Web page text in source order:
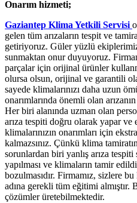
Onarım hizmeti;
Gaziantep Klima Yetkili Servisi
gelen tüm arızaların tespit ve
getiriyoruz. Güler yüzlü
sunmaktan onur duyuyoruz.
parçalar için orijinal ürünler
olursa olsun, orijinal ve garantili
sayede klimalarınızı daha uzun
onarımlarında önemli olan
Her biri alanında uzman olan
arıza tespiti doğru olarak yapar
klimalarınızın onarımları için
kalmazsınız. Çünkü klima
sorunlardan biri yanlış arıza
yapılması ve klimaların tamir
bozulmasıdır. Firmamız, sizlere
adına gerekli tüm eğitimi almıştır.
çözümler üretebilmektedir.